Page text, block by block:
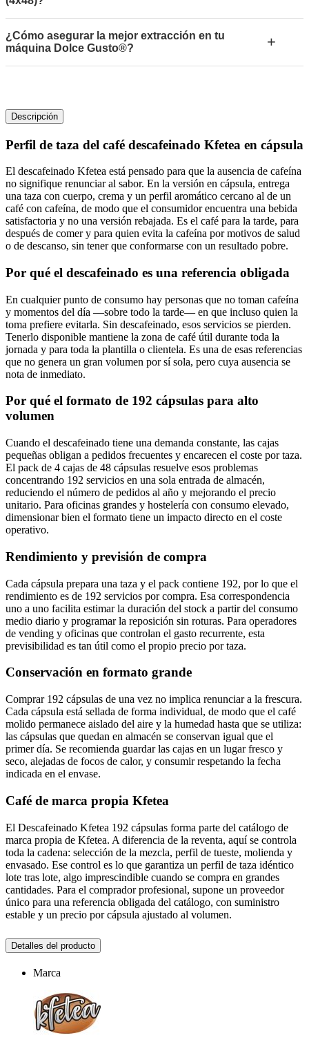
¿Cómo asegurar la mejor extracción en tu
máquina Dolce Gusto®?
+
Descripción
Perfil de taza del café descafeinado Kfetea en cápsula
El descafeinado Kfetea está pensado para que la ausencia de cafeína
no signifique renunciar al sabor. En la versión en cápsula, entrega
una taza con cuerpo, crema y un perfil aromático cercano al de un
café con cafeína, de modo que el consumidor encuentra una bebida
satisfactoria y no una versión rebajada. Es el café para la tarde, para
después de comer y para quien evita la cafeína por motivos de salud
o de descanso, sin tener que conformarse con un resultado pobre.
Por qué el descafeinado es una referencia obligada
En cualquier punto de consumo hay personas que no toman cafeína
y momentos del día —sobre todo la tarde— en que incluso quien la
toma prefiere evitarla. Sin descafeinado, esos servicios se pierden.
Tenerlo disponible mantiene la zona de café útil durante toda la
jornada y para toda la plantilla o clientela. Es una de esas referencias
que no genera un gran volumen por sí sola, pero cuya ausencia se
nota de inmediato.
Por qué el formato de 192 cápsulas para alto
volumen
Cuando el descafeinado tiene una demanda constante, las cajas
pequeñas obligan a pedidos frecuentes y encarecen el coste por taza.
El pack de 4 cajas de 48 cápsulas resuelve esos problemas
concentrando 192 servicios en una sola entrada de almacén,
reduciendo el número de pedidos al año y mejorando el precio
unitario. Para oficinas grandes y hostelería con consumo elevado,
dimensionar bien el formato tiene un impacto directo en el coste
operativo.
Rendimiento y previsión de compra
Cada cápsula prepara una taza y el pack contiene 192, por lo que el
rendimiento es de 192 servicios por compra. Esa correspondencia
uno a uno facilita estimar la duración del stock a partir del consumo
medio diario y programar la reposición sin roturas. Para operadores
de vending y oficinas que controlan el gasto recurrente, esta
previsibilidad es tan útil como el propio precio por taza.
Conservación en formato grande
Comprar 192 cápsulas de una vez no implica renunciar a la frescura.
Cada cápsula está sellada de forma individual, de modo que el café
molido permanece aislado del aire y la humedad hasta que se utiliza:
las cápsulas que quedan en almacén se conservan igual que el
primer día. Se recomienda guardar las cajas en un lugar fresco y
seco, alejadas de focos de calor, y consumir respetando la fecha
indicada en el envase.
Café de marca propia Kfetea
El Descafeinado Kfetea 192 cápsulas forma parte del catálogo de
marca propia de Kfetea. A diferencia de la reventa, aquí se controla
toda la cadena: selección de la mezcla, perfil de tueste, molienda y
envasado. Ese control es lo que garantiza un perfil de taza idéntico
lote tras lote, algo imprescindible cuando se compra en grandes
cantidades. Para el comprador profesional, supone un proveedor
único para una referencia obligada del catálogo, con suministro
estable y un precio por cápsula ajustado al volumen.
Detalles del producto
Marca